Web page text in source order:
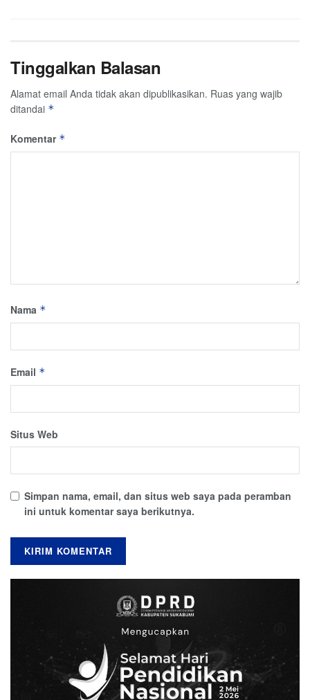
Tinggalkan Balasan
Alamat email Anda tidak akan dipublikasikan. Ruas yang wajib
ditandai *
Komentar *
Nama *
Email *
Situs Web
Simpan nama, email, dan situs web saya pada peramban
ini untuk komentar saya berikutnya.